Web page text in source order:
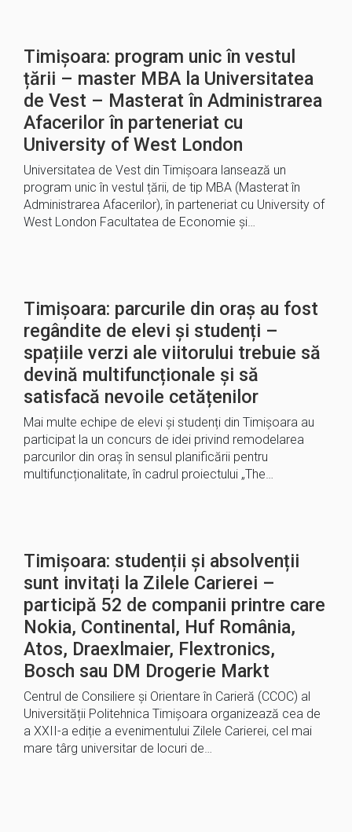
Timișoara: program unic în vestul
țării – master MBA la Universitatea
de Vest – Masterat în Administrarea
Afacerilor în parteneriat cu
University of West London
Universitatea de Vest din Timișoara lansează un
program unic în vestul țării, de tip MBA (Masterat în
Administrarea Afacerilor), în parteneriat cu University of
West London Facultatea de Economie și…
Timișoara: parcurile din oraș au fost
regândite de elevi și studenți –
spațiile verzi ale viitorului trebuie să
devină multifuncționale și să
satisfacă nevoile cetățenilor
Mai multe echipe de elevi și studenți din Timișoara au
participat la un concurs de idei privind remodelarea
parcurilor din oraș în sensul planificării pentru
multifuncționalitate, în cadrul proiectului „The…
Timișoara: studenții și absolvenții
sunt invitați la Zilele Carierei –
participă 52 de companii printre care
Nokia, Continental, Huf România,
Atos, Draexlmaier, Flextronics,
Bosch sau DM Drogerie Markt
Centrul de Consiliere și Orientare în Carieră (CCOC) al
Universității Politehnica Timișoara organizează cea de
a XXII-a ediție a evenimentului Zilele Carierei, cel mai
mare târg universitar de locuri de…